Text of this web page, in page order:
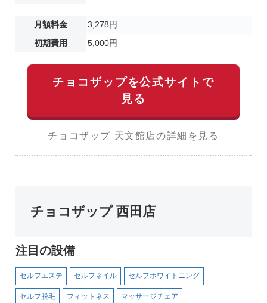
月額料金
3,278円
初期費用
5,000円
チョコザップを公式サイトで
見る
チョコザップ 天文館店の詳細を見る
チョコザップ 西田店
注目の設備
セルフエステ セルフネイル セルフホワイトニング
セルフ脱毛 フィットネス マッサージチェア